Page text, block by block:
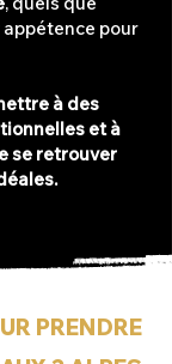
pour
à des
et à
se retrouver
PRENDRE